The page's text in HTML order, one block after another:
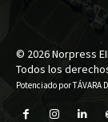
© 2026 Norpress
Todos los
Potenciado porTÁVARA